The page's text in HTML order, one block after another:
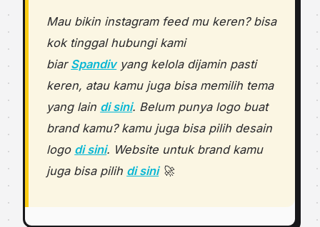
Mau bikin instagram feed mu keren? bisa
kok tinggal hubungi kami
biar Spandivyang kelola dijamin pasti
keren, atau kamu juga bisa memilih tema
yang lain di sini. Belum punya logo buat
brand kamu? kamu juga bisa pilih desain
logo di sini. Website untuk brand kamu
juga bisa pilih di sini🚀